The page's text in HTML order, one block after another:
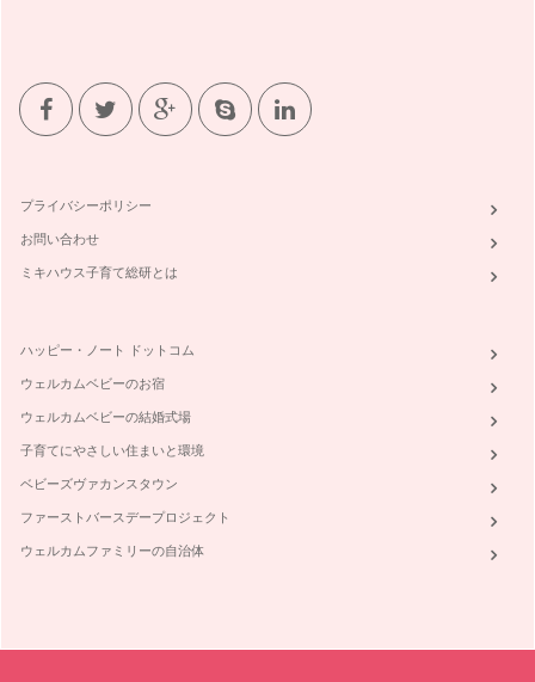
プライバシーポリシー
お問い合わせ
ミキハウス子育て総研とは
ハッピー・ノート ドットコム
ウェルカムベビーのお宿
ウェルカムベビーの結婚式場
子育てにやさしい住まいと環境
ベビーズヴァカンスタウン
ファーストバースデープロジェクト
ウェルカムファミリーの自治体